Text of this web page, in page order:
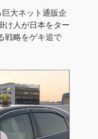
巨大ネット通販企
け人が日本をター
戦略をゲキ追で